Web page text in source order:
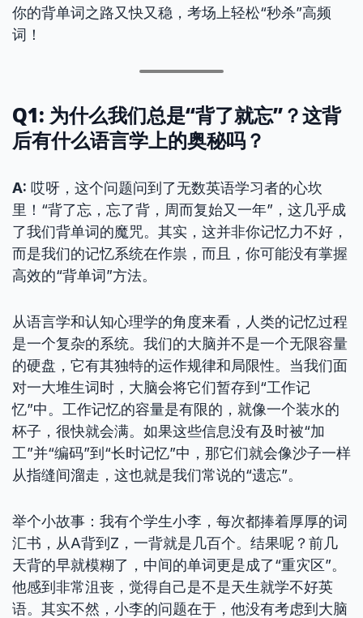
你的背单词之路又快又稳，考场上轻松“秒杀”高频
词！
Q1: 为什么我们总是“背了就忘”？这背
后有什么语言学上的奥秘吗？
A: 哎呀，这个问题问到了无数英语学习者的心坎
里！“背了忘，忘了背，周而复始又一年”，这几乎成
了我们背单词的魔咒。其实，这并非你记忆力不好，
而是我们的记忆系统在作祟，而且，你可能没有掌握
高效的“背单词”方法。
从语言学和认知心理学的角度来看，人类的记忆过程
是一个复杂的系统。我们的大脑并不是一个无限容量
的硬盘，它有其独特的运作规律和局限性。当我们面
对一大堆生词时，大脑会将它们暂存到“工作记
忆”中。工作记忆的容量是有限的，就像一个装水的
杯子，很快就会满。如果这些信息没有及时被“加
工”并“编码”到“长时记忆”中，那它们就会像沙子一样
从指缝间溜走，这也就是我们常说的“遗忘”。
举个小故事：我有个学生小李，每次都捧着厚厚的词
汇书，从A背到Z，一背就是几百个。结果呢？前几
天背的早就模糊了，中间的单词更是成了“重灾区”。
他感到非常沮丧，觉得自己是不是天生就学不好英
语。其实不然，小李的问题在于，他没有考虑到大脑